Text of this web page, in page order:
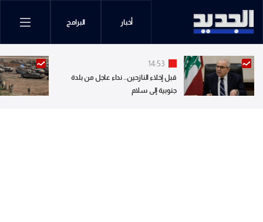
أخبار البرامج
14:53
قبل إخلاء النازحين.. نداء عاجل من بلدة
جنوبية إلى سلام